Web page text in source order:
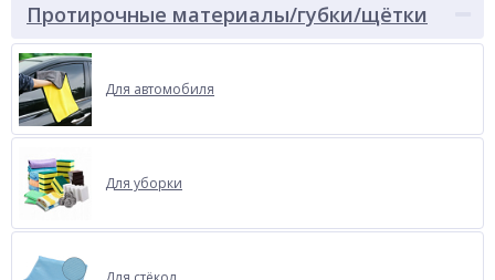
Протирочные материалы/губки/щётки
Для автомобиля
Для уборки